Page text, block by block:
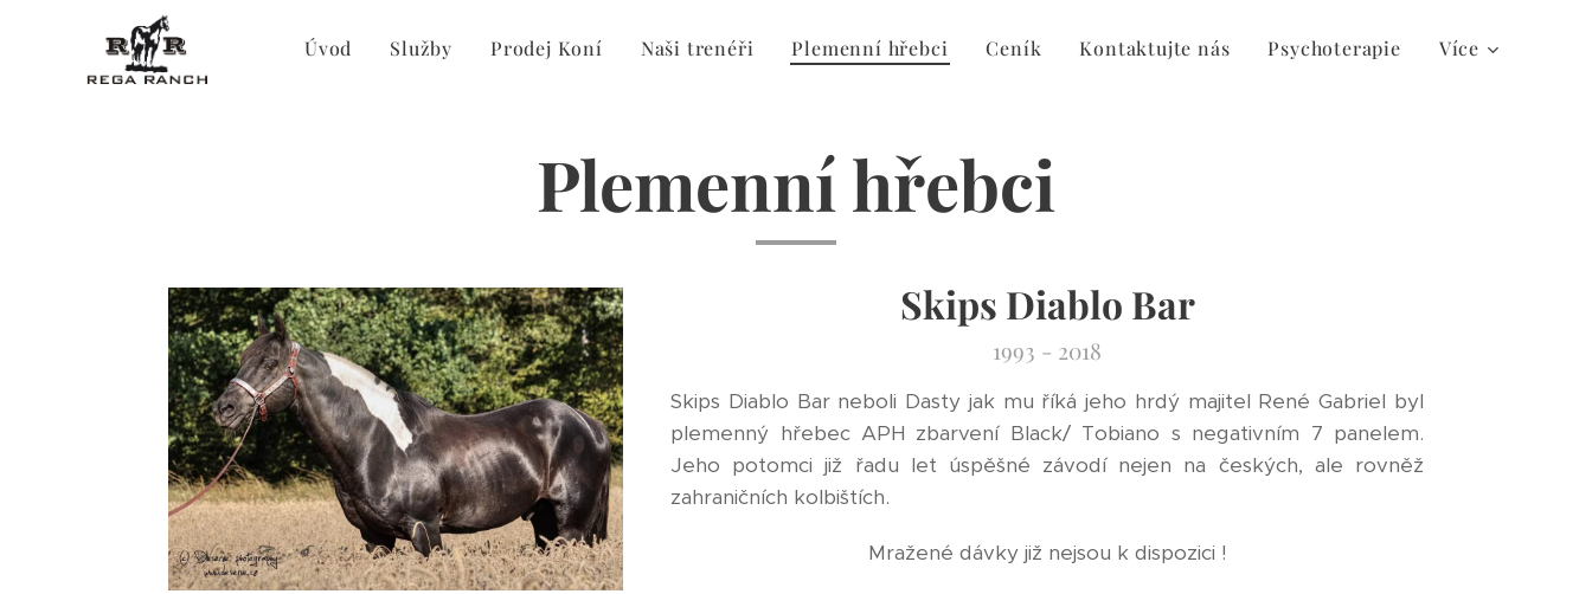
Úvod Služby Prodej Koní Naši trenéři Plemenní hřebci Ceník Kontaktujte nás Psychoterapie Více
Plemenní hřebci
Skips Diablo Bar
1993 - 2018
Skips Diablo Bar neboli Dasty jak mu říká jeho hrdý majitel René Gabriel byl
plemenný hřebec APH zbarvení Black/ Tobiano s negativním 7 panelem.
Jeho potomci již řadu let úspěšné závodí nejen na českých, ale rovněž
zahraničních kolbištích.
Mražené dávky již nejsou k dispozici !